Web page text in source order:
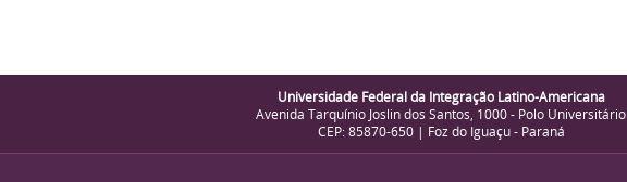
Universidade Federal da Integração Latino-Americana
Avenida Tarquínio Joslin dos Santos, 1000 - Polo Universitário
CEP: 85870-650 | Foz do Iguaçu - Paraná